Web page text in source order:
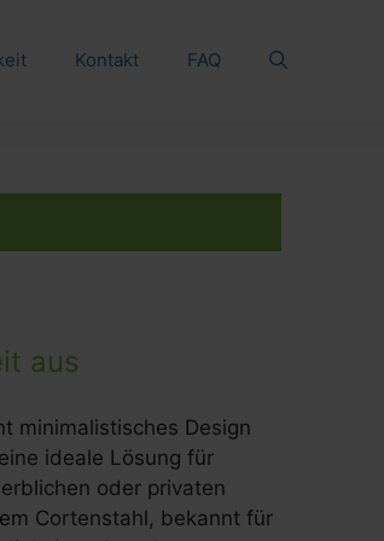
Kontakt FAQ
aus
minimalistisches Design
ideale Lösung für
oder privaten
Cortenstahl, bekannt für